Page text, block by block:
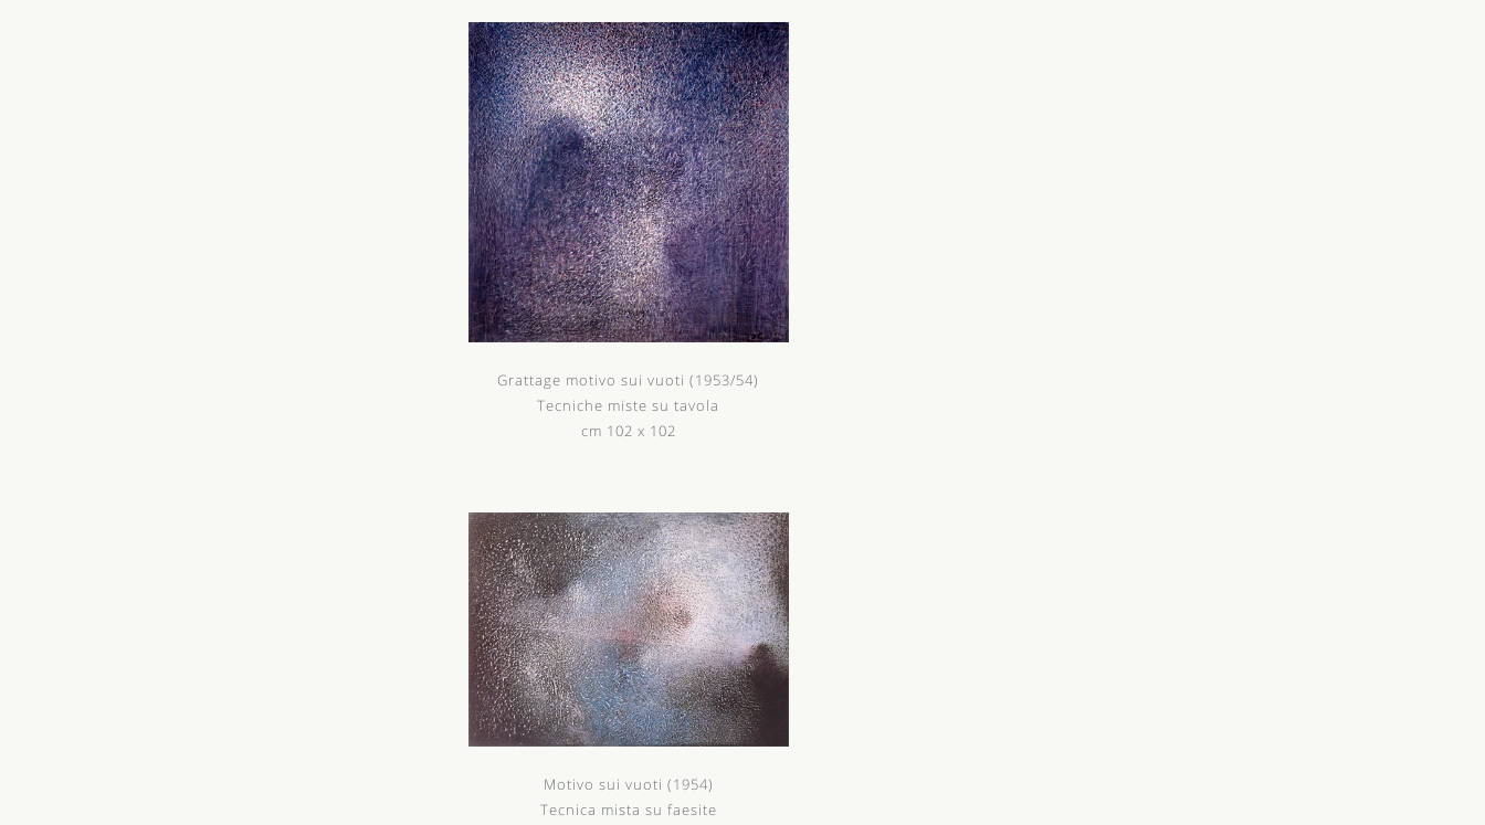
Grattage motivo sui vuoti (1953/54)
Tecniche miste su tavola
cm 102 x 102
Motivo sui vuoti (1954)
Tecnica mista su faesite